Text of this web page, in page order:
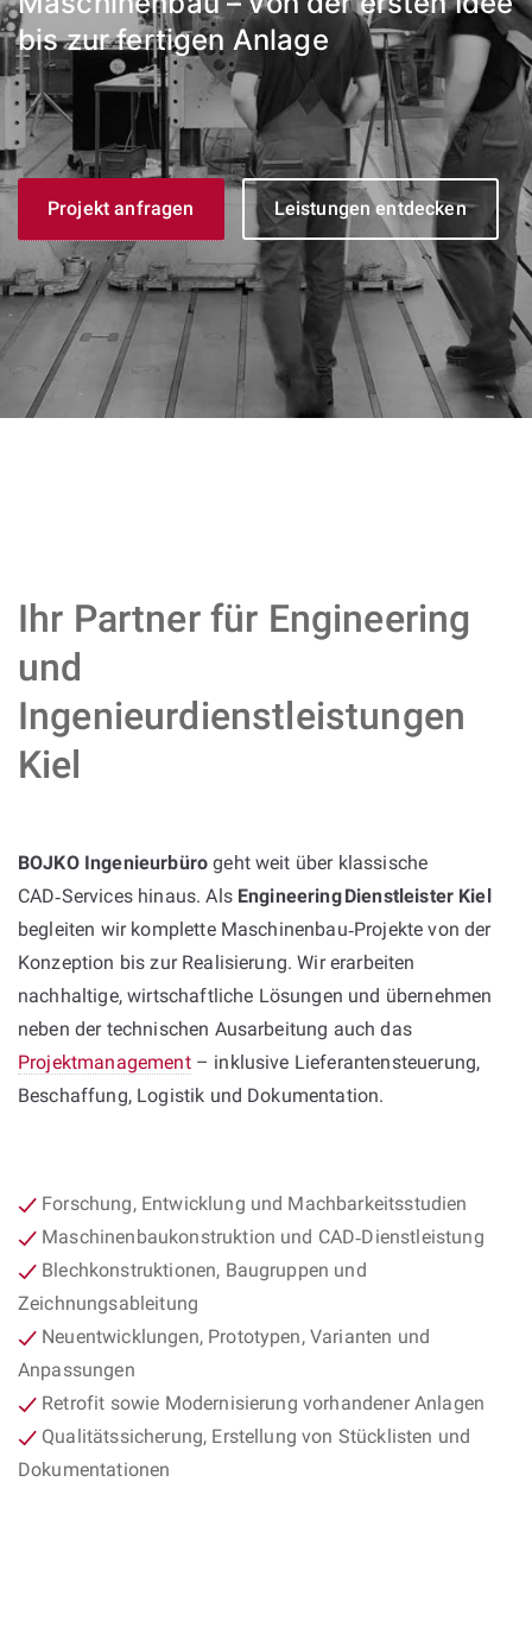
bis zur fertigen Anlage
Projekt anfragen Leistungen entdecken
Ihr Partner für Engineering
und
Ingenieurdienstleistungen
Kiel
BOJKO Ingenieurbüro geht weit über klassische
CAD‑Services hinaus. Als Engineering Dienstleister Kiel
begleiten wir komplette Maschinenbau‑Projekte von der
Konzeption bis zur Realisierung. Wir erarbeiten
nachhaltige, wirtschaftliche Lösungen und übernehmen
neben der technischen Ausarbeitung auch das
Projektmanagement– inklusive Lieferantensteuerung,
Beschaffung, Logistik und Dokumentation.
Forschung, Entwicklung und Machbarkeitsstudien
Maschinenbaukonstruktion und CAD‑Dienstleistung
Blechkonstruktionen, Baugruppen und
Zeichnungsableitung
Neuentwicklungen, Prototypen, Varianten und
Anpassungen
Retrofit sowie Modernisierung vorhandener Anlagen
Qualitätssicherung, Erstellung von Stücklisten und
Dokumentationen